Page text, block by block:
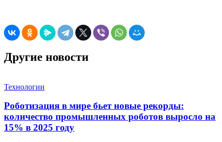
Другие новости
Технологии
Роботизация в мире бьет новые рекорды:
количество промышленных роботов выросло на
15% в 2025 году